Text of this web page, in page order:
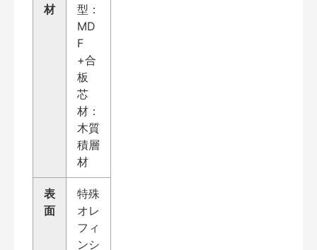
材
型：
MD
F
+合
板
芯
材：
木質
積層
材
表
面
特殊
オレ
フィ
ンシ